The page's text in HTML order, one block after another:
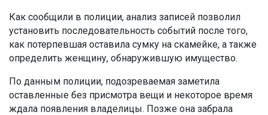
Как сообщили в полиции, анализ записей позволил
установить последовательность событий после того,
как потерпевшая оставила сумку на скамейке, а также
определить женщину, обнаружившую имущество.
По данным полиции, подозреваемая заметила
оставленные без присмотра вещи и некоторое время
ждала появления владелицы. Позже она забрала